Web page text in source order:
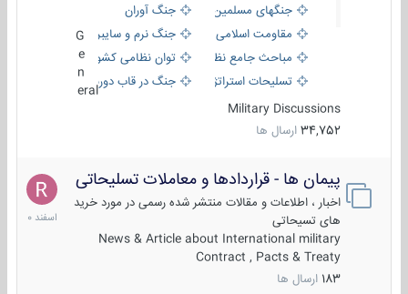
جنگهای مسلمین
جنگ آوران
مقاومت اسلامی
جنگ نرم و سایبری
مباحث جامع نظامی
توان نظامی کشورها
تسلیحات استراتژیک
جنگ در قاب دوربین
eral
Military Discussions
34,752 ارسال ها
پیمان ها - قراردادها و معاملات تسلیحاتی
اخبار ، اطلاعات و مقالات منتشر شده رسمی در مورد خرید
های تسیحاتی
News & Article about International military
Contract , Pacts & Treaty
183 ارسال ها
7
اسفند
1400